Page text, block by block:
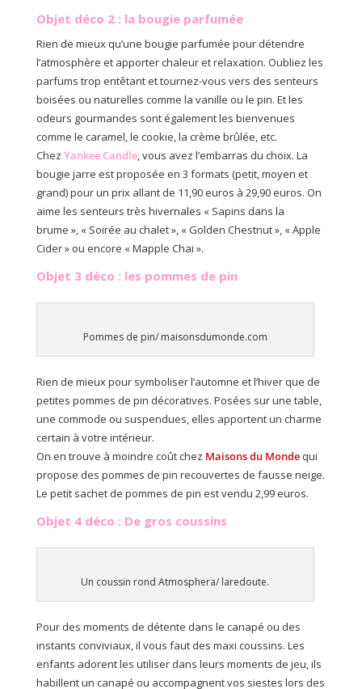
Objet déco 2 : la bougie parfumée
Rien de mieux qu’une bougie parfumée pour détendre
l’atmosphère et apporter chaleur et relaxation. Oubliez les
parfums trop entêtant et tournez-vous vers des senteurs
boisées ou naturelles comme la vanille ou le pin. Et les
odeurs gourmandes sont également les bienvenues
comme le caramel, le cookie, la crème brûlée, etc.
Chez Yankee Candle, vous avez l’embarras du choix. La
bougie jarre est proposée en 3 formats (petit, moyen et
grand) pour un prix allant de 11,90 euros à 29,90 euros. On
aime les senteurs très hivernales « Sapins dans la
brume », « Soirée au chalet », « Golden Chestnut », « Apple
Cider » ou encore « Mapple Chai ».
Objet 3 déco : les pommes de pin
Pommes de pin/ maisonsdumonde.com
Rien de mieux pour symboliser l’automne et l’hiver que de
petites pommes de pin décoratives. Posées sur une table,
une commode ou suspendues, elles apportent un charme
certain à votre intérieur.
On en trouve à moindre coût chez Maisons du Mondequi
propose des pommes de pin recouvertes de fausse neige.
Le petit sachet de pommes de pin est vendu 2,99 euros.
Objet 4 déco : De gros coussins
Un coussin rond Atmosphera/ laredoute.
Pour des moments de détente dans le canapé ou des
instants conviviaux, il vous faut des maxi coussins. Les
enfants adorent les utiliser dans leurs moments de jeu, ils
habillent un canapé ou accompagnent vos siestes lors des